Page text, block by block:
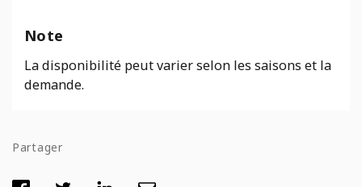
Note
La disponibilité peut varier selon les saisons et la
demande.
Partager